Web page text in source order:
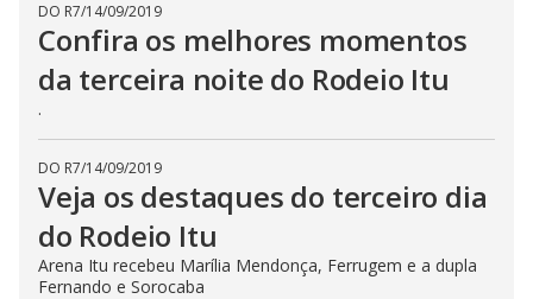
DO R7/14/09/2019
Confira os melhores momentos
da terceira noite do Rodeio Itu
.
DO R7/14/09/2019
Veja os destaques do terceiro dia
do Rodeio Itu
Arena Itu recebeu Marília Mendonça, Ferrugem e a dupla
Fernando e Sorocaba